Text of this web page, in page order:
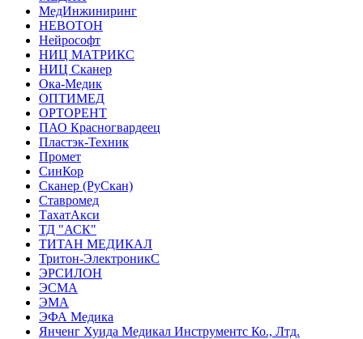
МедИнжиниринг
НЕВОТОН
Нейрософт
НИЦ МАТРИКС
НИЦ Сканер
Ока-Медик
ОПТИМЕД
ОРТОРЕНТ
ПАО Красногвардеец
Пластэк-Техник
Промет
СинКор
Сканер (РуСкан)
Ставромед
ТахатАкси
ТД "АСК"
ТИТАН МЕДИКАЛ
Тритон-ЭлектроникС
ЭРСИЛОН
ЭСМА
ЭМА
ЭФА Медика
Янченг Хуида Медикал Инструментс Ко., Лтд.